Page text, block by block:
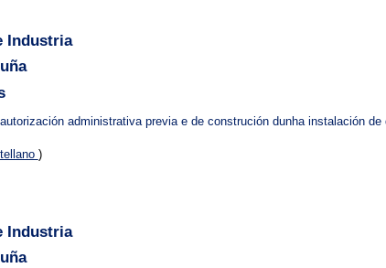
Industria
administrativa previa e de construción dunha instalación
)
Industria